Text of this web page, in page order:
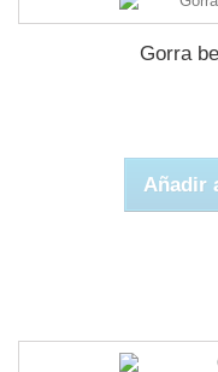
Gorra
Añadir